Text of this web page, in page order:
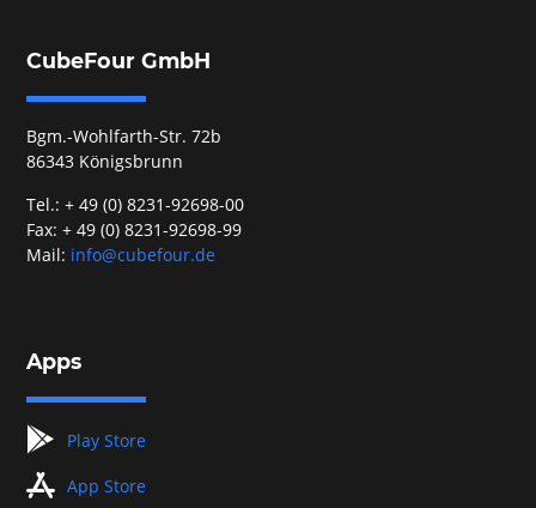
CubeFour GmbH
Bgm.-Wohlfarth-Str. 72b
86343 Königsbrunn
Tel.: + 49 (0) 8231-92698-00
Fax: + 49 (0) 8231-92698-99
Mail: info@cubefour.de
Apps
googleplay Play Store
appstore App Store